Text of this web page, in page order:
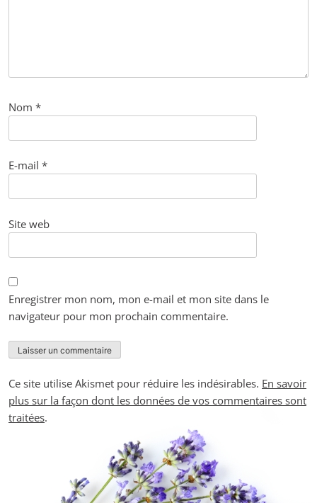
Nom *
E-mail *
Site web
Enregistrer mon nom, mon e-mail et mon site dans le
navigateur pour mon prochain commentaire.
Ce site utilise Akismet pour réduire les indésirables. En savoir
plus sur la façon dont les données de vos commentaires sont
traitées.